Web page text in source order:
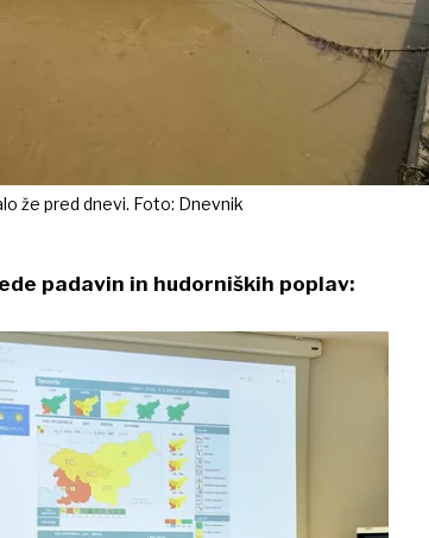
že pred dnevi. Foto: Dnevnik
padavin in hudorniških poplav: